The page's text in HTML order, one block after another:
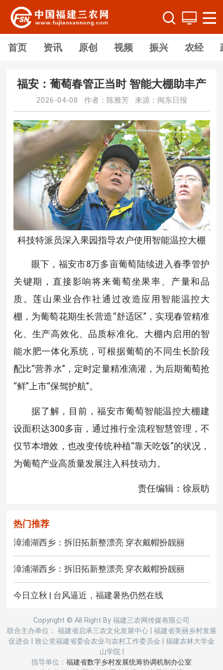
首页 资讯 原创 视频 振兴 农经
福安：葡萄春管正当时 智能大棚助丰产
2026-04-08 作者：陈雅芳 来源：闽东日报
科技特派员深入果园指导农户使用智能温控大棚
眼下，福安市8万多亩葡萄陆续进入春季管护
关键期，直接影响将来葡萄坐果率、产量和品
质。莲山果业合作社通过改造应用智能温控大
棚，为葡萄花期生长营造“舒适区”，实现春管精准
化、生产高效化、品质标准化。大棚内启用的智
能水肥一体化系统，可根据葡萄的不同生长阶段
配比“营养水”，定时定量精准滴灌，为后期葡萄抢
“鲜”上市“保驾护航”。
据了解，目前，福安市葡萄智能温控大棚建
设面积达300多亩，通过推行全流程智慧管理，不
仅节本增效，也改变传统种植“靠天吃饭”的状况，
为葡萄产业高质量发展注入科技动力。
责任编辑：徐辰昉
热门推荐
漳浦湖西乡：拆旧拓新整漂亮 穿衣戴帽扮靓丽
漳浦湖西乡：拆旧拓新整漂亮 穿衣戴帽扮靓丽
今日立秋 | 台风逼近，福建暑热仍然在线
Copyright © All Right By 福建三农网传媒有限公司
联合主办单位： 福建省启承三农文化发展中心
福建省美丽乡村发展
促进会
致公党福建省委会农业与农村工作委员会
福建农林大学金
山学院
指导单位： 福建省数字乡村发展统筹协调机制办公室